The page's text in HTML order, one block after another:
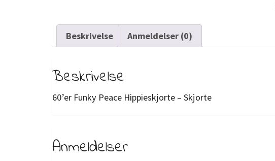
Beskrivelse Anmeldelser (0)
Beskrivelse
60’er Funky Peace Hippieskjorte – Skjorte
Anmeldelser